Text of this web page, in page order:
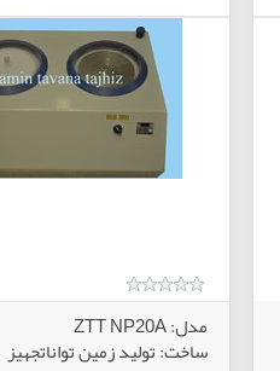
مدل: ZTT NP20A
ساخت: تولید زمین تواناتجهیز